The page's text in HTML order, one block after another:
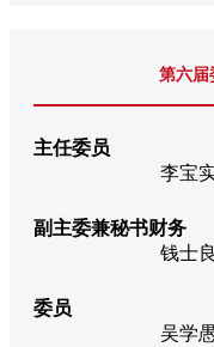
第六届
主任委员
李宝
副主委兼秘书财务
钱士良
委员
吴学